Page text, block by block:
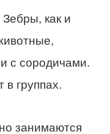
Зебры, как и
с сородичами.
в группах.
занимаются